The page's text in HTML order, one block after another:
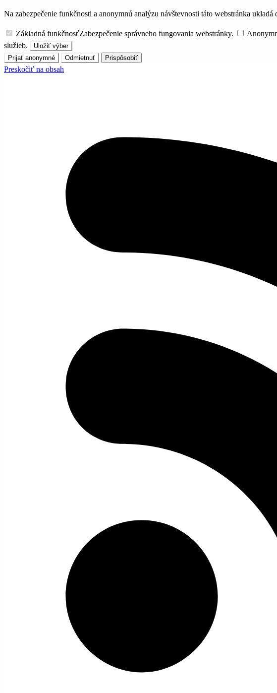
Na zabezpečenie funkčnosti a anonymnú analýzu návštevnosti táto webstránka
Základná funkčnosťZabezpečenie správneho fungovania webstránky.
služieb.
Uložiť výber
Prijať anonymné
Odmietnuť Prispôsobiť
Preskočiť na obsah